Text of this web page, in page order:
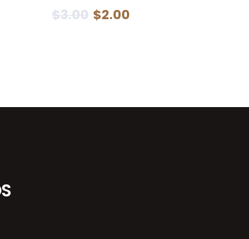
$3.00 $2.00